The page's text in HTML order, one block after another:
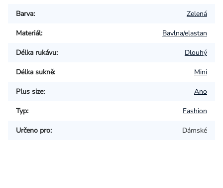
Barva: Zelená
Materiál: Bavlna/elastan
Délka rukávu: Dlouhý
Délka sukně: Mini
Plus size: Ano
Typ: Fashion
Určeno pro: Dámské